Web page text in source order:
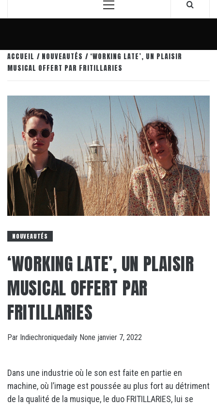
Menu
ACCUEIL NOUVEAUTÉS
‘WORKING LATE’, UN PLAISIR
MUSICAL OFFERT PAR FRITILLARIES
NOUVEAUTÉS
‘WORKING LATE’, UN PLAISIR
MUSICAL OFFERT PAR
FRITILLARIES
Par Indiechroniquedaily None janvier 7, 2022
Dans une industrie où le son est faite en partie en
machine, où l’image est poussée au plus fort au détriment
de la qualité de la musique, le duo FRITILLARIES, lui se